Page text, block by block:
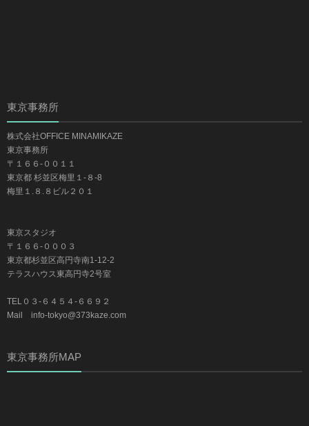
東京事務所
株式会社OFFICE MINAMIKAZE
東京事務所
〒１６６-００１１
東京都 杉並区梅里１-８-8
梅里１.８.８ビル２０１
東京スタジオ
〒１６６-０００３
東京都杉並区高円寺南1-12-2
テラスハウス東高円寺2号室
TEL０３-６４５４-６６９２
Mail info-tokyo@373kaze.com
東京事務所MAP